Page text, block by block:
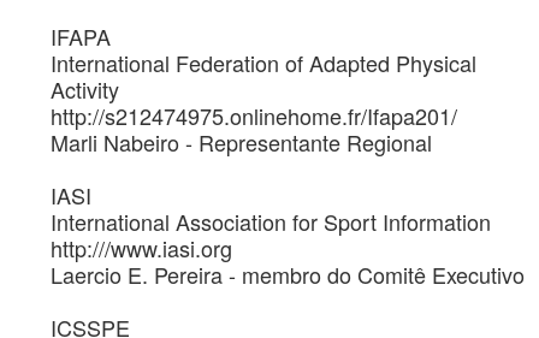
IFAPA
International Federation of Adapted Physical
Activity
http://s212474975.onlinehome.fr/Ifapa201/
Marli Nabeiro - Representante Regional
IASI
International Association for Sport Information
http:///www.iasi.org
Laercio E. Pereira - membro do Comitê Executivo
ICSSPE